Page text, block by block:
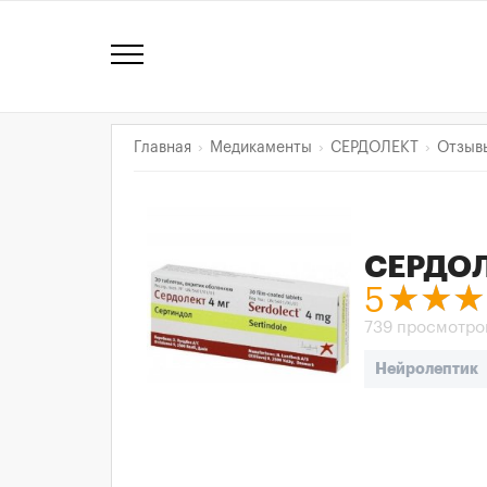
Главная Медикаменты СЕРДОЛЕКТ
5
739
Нейролептик